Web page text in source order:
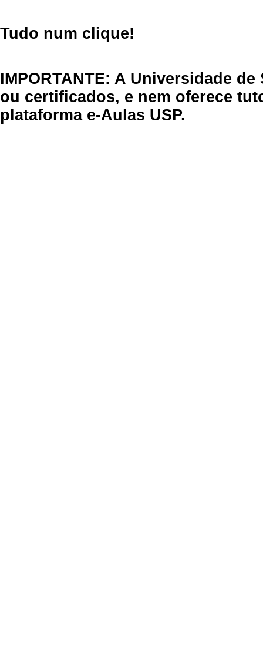
Tudo num clique!
IMPORTANTE: A Universidade
ou certificados, e nem oferece
plataforma e-Aulas USP.